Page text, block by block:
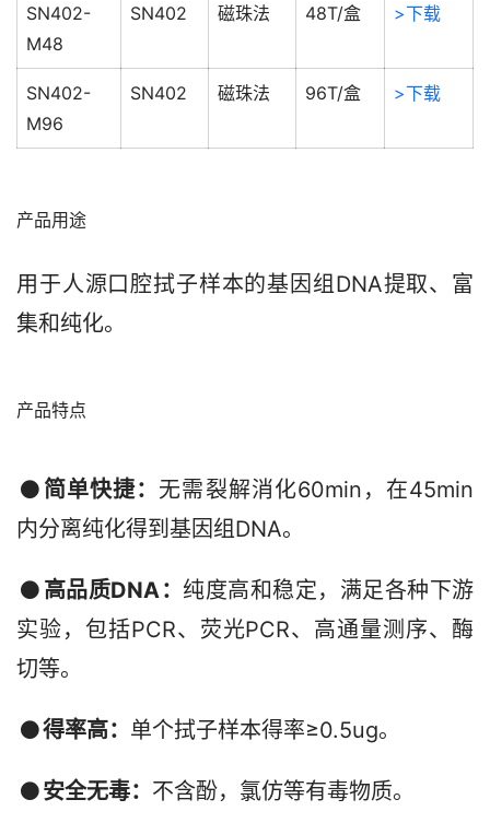
SN402-
M48
SN402 磁珠法 48T/盒 >下载
SN402-
M96
SN402 磁珠法 96T/盒 >下载
产品用途
用于人源口腔拭子样本的基因组DNA提取、富
集和纯化。
产品特点
简单快捷： 无需裂解消化60min，在45min
内分离纯化得到基因组DNA。
高品质DNA： 纯度高和稳定，满足各种下游
实验，包括PCR、荧光PCR、高通量测序、酶
切等。
得率高： 单个拭子样本得率≥0.5ug。
安全无毒： 不含酚，氯仿等有毒物质。